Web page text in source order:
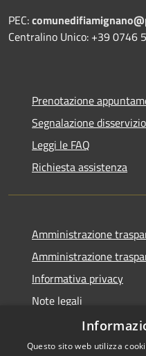
PEC:
Centralino Unico: +39 0746
Prenotazione
Segnalazione disservizio
Leggi le FAQ
Richiesta assistenza
Amministrazione
Amministrazione
Informativa privacy
Note legali
Dichiarazione di
Questo sito web utilizza